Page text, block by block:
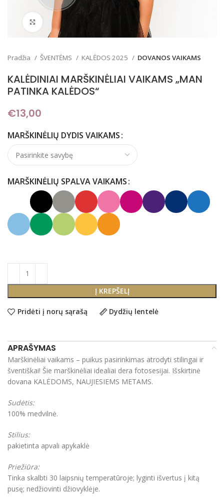
Padidinti
Pradžia ŠVENTĖMS KALĖDOS 2025 DOVANOS VAIKAMS
KALĖDINIAI MARŠKINĖLIAI VAIKAMS „MAN
PATINKA KALĖDOS“
€13,00
MARŠKINĖLIŲ DYDIS VAIKAMS
MARŠKINĖLIŲ SPALVA VAIKAMS
Į KREPŠELĮ
Pridėti į norų sąrašą Dydžių lentelė
APRAŠYMAS
Marškinėliai vaikams – puikus pasirinkimas atrodyti stilingai ir
šventiškai! Šie marškinėliai idealiai dera fotosesijai. Išskirtinė
dovana KALĖDOMS, NAUJIESIEMS METAMS.
Sudėtis:
100% medvilnė.
Stilius:
pakietinta apvali apykaklė
Priežiūra:
Tinka skalbti 30 laipsnių temperatūroje; lyginti išvertus į kitą
pusę; nedžiovinti džiovyklėje.